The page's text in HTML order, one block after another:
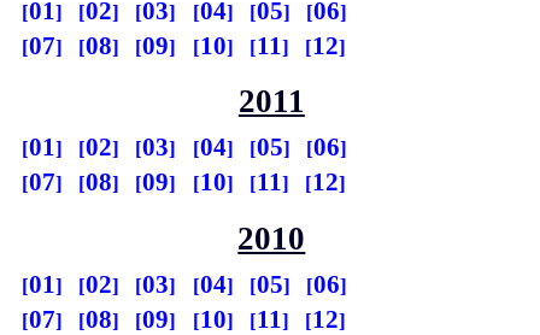
01 02 03 04 05
06
07
08 09 10 11 12
2011
01 02 03 04 05
06
07
08 09 10 11 12
2010
01 02 03 04 05
06
07
08 09 10 11 12